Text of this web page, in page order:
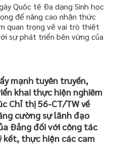
Quốc tế Đa dạng Sinh học
để nâng cao nhận thức
quan trọng về vai trò thiết
sự phát triển bền vững của
mạnh tuyên truyền,
khai thực hiện nghiêm
Chỉ thị 56-CT/TW về
cường sự lãnh đạo
Đảng đối với công tác
kết, thực hiện các cam